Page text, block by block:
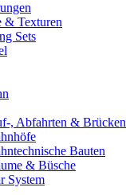
& Texturen
Sets
, Abfahrten & Brücken
Bauten
& Büsche
System